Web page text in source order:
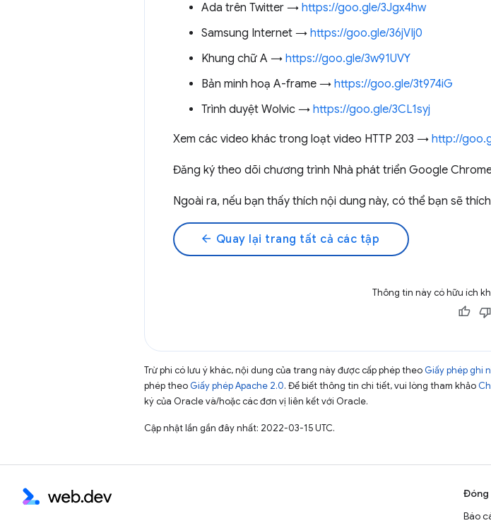
Ada trên Twitter → https://goo.gle/3Jgx4hw
Samsung Internet → https://goo.gle/36jVIj0
Khung chữ A → https://goo.gle/3w91UVY
Bản minh hoạ A-frame → https://goo.gle/3t974iG
Trình duyệt Wolvic → https://goo.gle/3CL1syj
Xem các video khác trong loạt video HTTP 203 → http://
Đăng ký theo dõi chương trình Nhà phát triển Google
Ngoài ra, nếu bạn thấy thích nội dung này, có thể bạn sẽ
arrow_back Quay lại trang tất cả các tập
Thông tin này có hữu ích
Trừ phi có lưu ý khác, nội dung của trang này được cấp phép theo Giấy phép ghi
phép theo Giấy phép Apache 2.0. Để biết thông tin chi tiết, vui lòng tham khảo
ký của Oracle và/hoặc các đơn vị liên kết với Oracle.
Cập nhật lần gần đây nhất: 2022-03-15 UTC.
Đóng
Báo